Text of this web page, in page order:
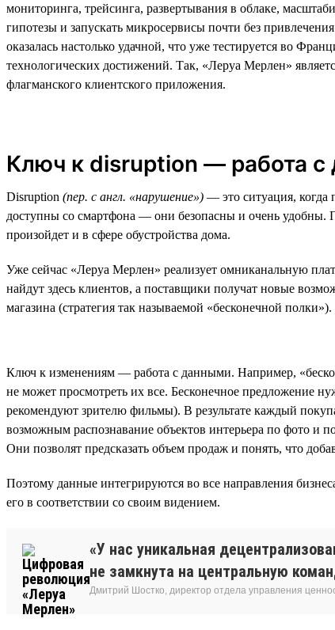
мониторинга, трейсинга, развертывания в облаке,
гипотезы и запускать микросервисы почти без
оказалась настолько удачной, что уже тестируется во
технологических достижений. Так, «Леруа Мерлен»
флагманского клиентского приложения.
Ключ к disruption — работа с
Disruption (пер. с англ. «нарушение») — это ситуация, когда
доступны со смартфона — они безопасны и очень удобны.
произойдет и в сфере обустройства дома.
Уже сейчас «Леруа Мерлен» реализует омниканальную
найдут здесь клиентов, а поставщики получат новые
магазина (стратегия так называемой «бесконечной полки»).
Ключ к изменениям — работа с данными. Например,
не может просмотреть их все. Бесконечное предложение
рекомендуют зрителю фильмы). В результате каждый
возможным распознавание объектов интерьера по фото и
Они позволят предсказать объем продаж и понять, что
Поэтому данные интегрируются во все направления
его в соответствии со своим видением.
«У нас уникальная
не замкнута на центральную
Дмитрий Шостко, директор отдела управления